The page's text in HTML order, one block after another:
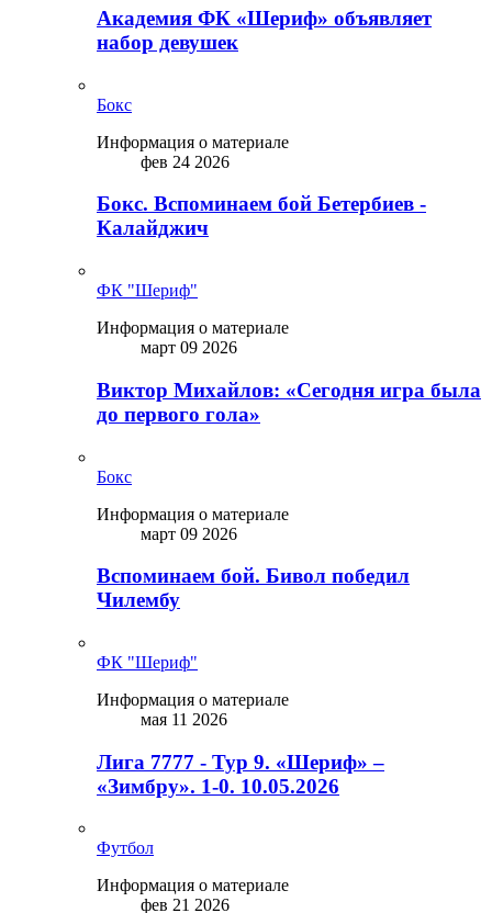
Академия ФК «Шериф» объявляет
набор девушек
Бокс
Информация о материале
фев 24 2026
Бокс. Вспоминаем бой Бетербиев -
Калайджич
ФК "Шериф"
Информация о материале
март 09 2026
Виктор Михайлов: «Сегодня игра была
до первого гола»
Бокс
Информация о материале
март 09 2026
Вспоминаем бой. Бивол победил
Чилембу
ФК "Шериф"
Информация о материале
мая 11 2026
Лига 7777 - Тур 9. «Шериф» –
«Зимбру». 1-0. 10.05.2026
Футбол
Информация о материале
фев 21 2026